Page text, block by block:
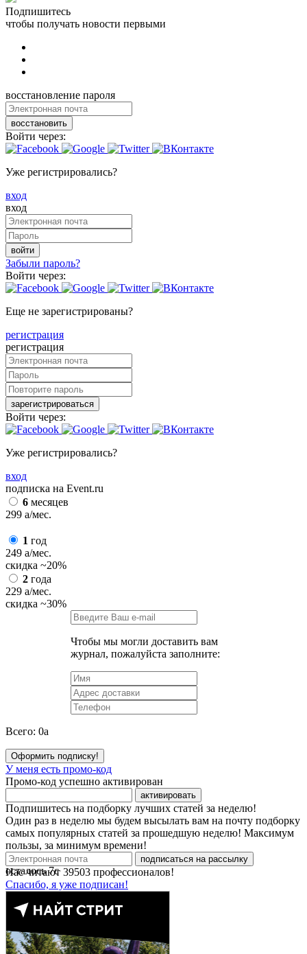
Подпишитесь
чтобы получать новости первыми
восстановление пароля
восстановить
Войти через:
Уже регистрировались?
вход
вход
войти
Забыли пароль?
Войти через:
Еще не зарегистрированы?
регистрация
регистрация
зарегистрироваться
Войти через:
Уже регистрировались?
вход
подписка на Event.ru
6 месяцев
299 a/мес.
1 год
249 a/мес.
скидка ~20%
2 года
229 a/мес.
скидка ~30%
Чтобы мы могли доставить вам
журнал, пожалуйста заполните:
Всего: 0a
Оформить подписку!
У меня есть промо-код
Промо-код успешно активирован
активировать
Подпишитесь на подборку лучших статей за неделю!
Один раз в неделю мы будем высылать вам на почту подборку
самых популярных статей за прошедшую неделю! Максимум
пользы, за минимум времени!
подписаться на рассылку
Нас читают 39503 профессионалов!
Спасибо, я уже подписан!
осталось7с